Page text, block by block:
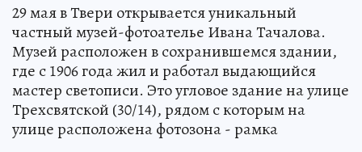
29 мая в Твери открывается уникальный
частный музей-фотоателье Ивана Тачалова.
Музей расположен в сохранившемся здании,
где с 1906 года жил и работал выдающийся
мастер светописи. Это угловое здание на улице
Трехсвятской (30/14), рядом с которым на
улице расположена фотозона - рамка